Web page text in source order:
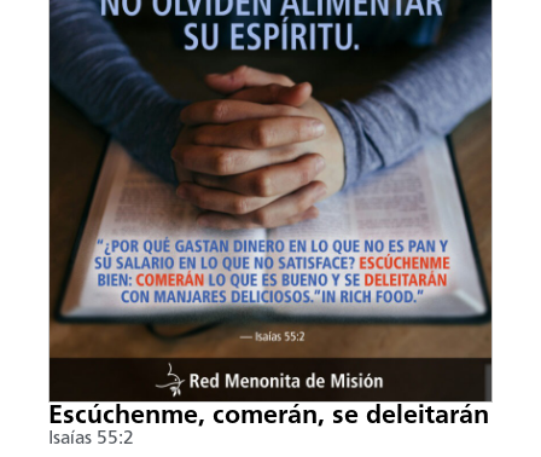
Escúchenme, comerán, se deleitarán
Isaías 55:2